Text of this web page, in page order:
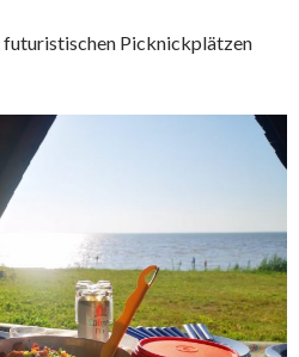
Picknickplätzen